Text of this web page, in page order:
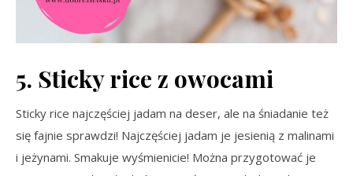
5. Sticky rice z owocami
Sticky rice najczęściej jadam na deser, ale na śniadanie też
się fajnie sprawdzi! Najczęściej jadam je jesienią z malinami
i jeżynami. Smakuje wyśmienicie! Można przygotować je